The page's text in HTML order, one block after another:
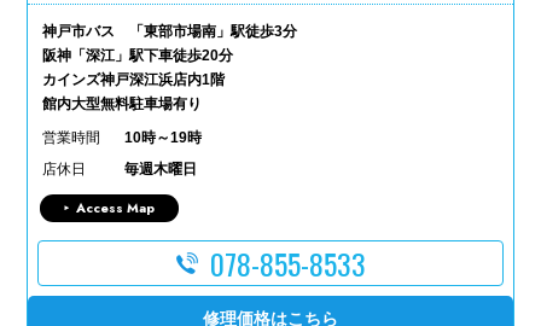
神戸市バス 「東部市場南」駅徒歩3分
阪神「深江」駅下車徒歩20分
カインズ神戸深江浜店内1階
館内大型無料駐車場有り
営業時間
10時～19時
店休日
毎週木曜日
Access Map
078-855-8533
修理価格はこちら